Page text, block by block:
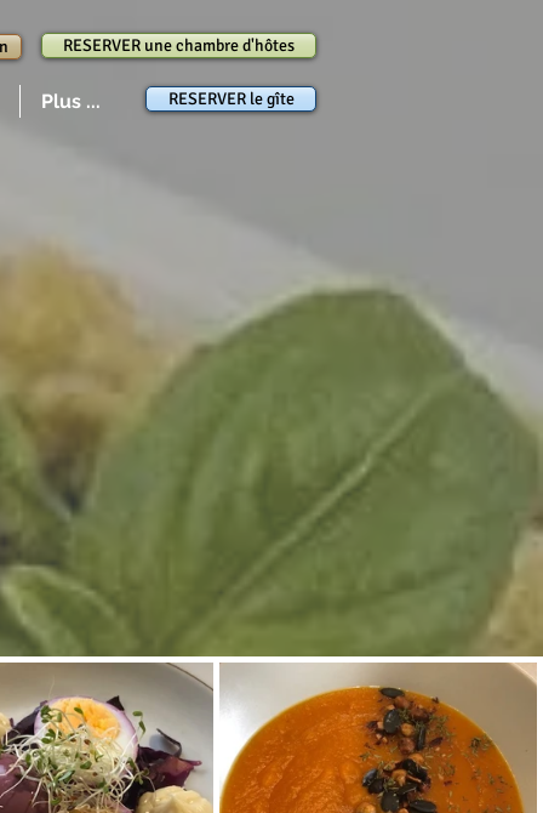
RESERVER une chambre d'hôtes
Plus ... RESERVER le gîte